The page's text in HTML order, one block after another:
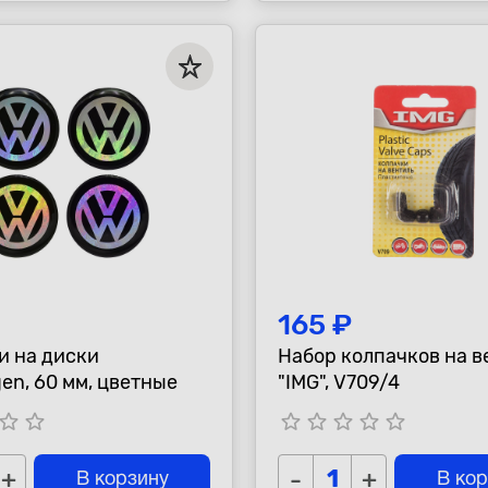
на диски
60 мм, цветные
star_border star_border
+ В корзину
165 ₽
Набор колпачков на
"IMG", V709/4
star_border star_border star_border star_border star_border
- + В